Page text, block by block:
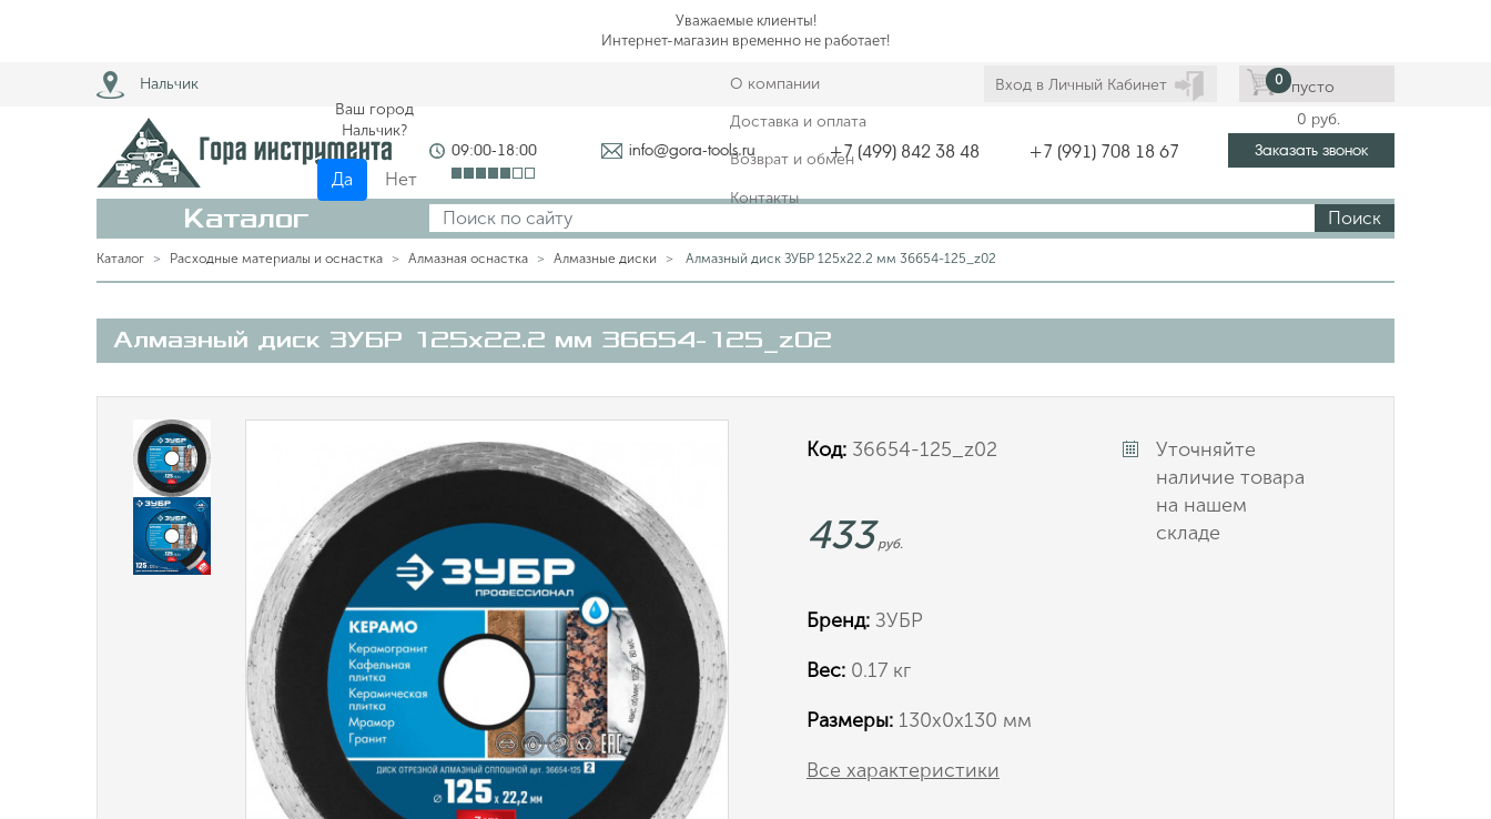
Уважаемые клиенты!
Интернет-магазин временно не работает!
Нальчик
Ваш город
Нальчик?
Да Нет
О компании
Доставка и оплата
Возврат и обмен
Контакты
Вход в Личный Кабинет пусто
0
0 руб.
09:00-18:00 info@gora-tools.ru +7 (499) 842 38 48 +7 (991) 708 18 67 Заказать звонок
Каталог Поиск
Каталог Расходные материалы и оснастка Алмазная оснастка Алмазные диски Алмазный диск ЗУБР 125х22.2 мм 36654-125_z02
Алмазный диск ЗУБР 125х22.2 мм 36654-125_z02
Код: 36654-125_z02
433 руб.
Бренд: ЗУБР
Вес: 0.17 кг
Размеры: 130х0х130 мм
Все характеристики
Уточняйте
наличие товара
на нашем
складе